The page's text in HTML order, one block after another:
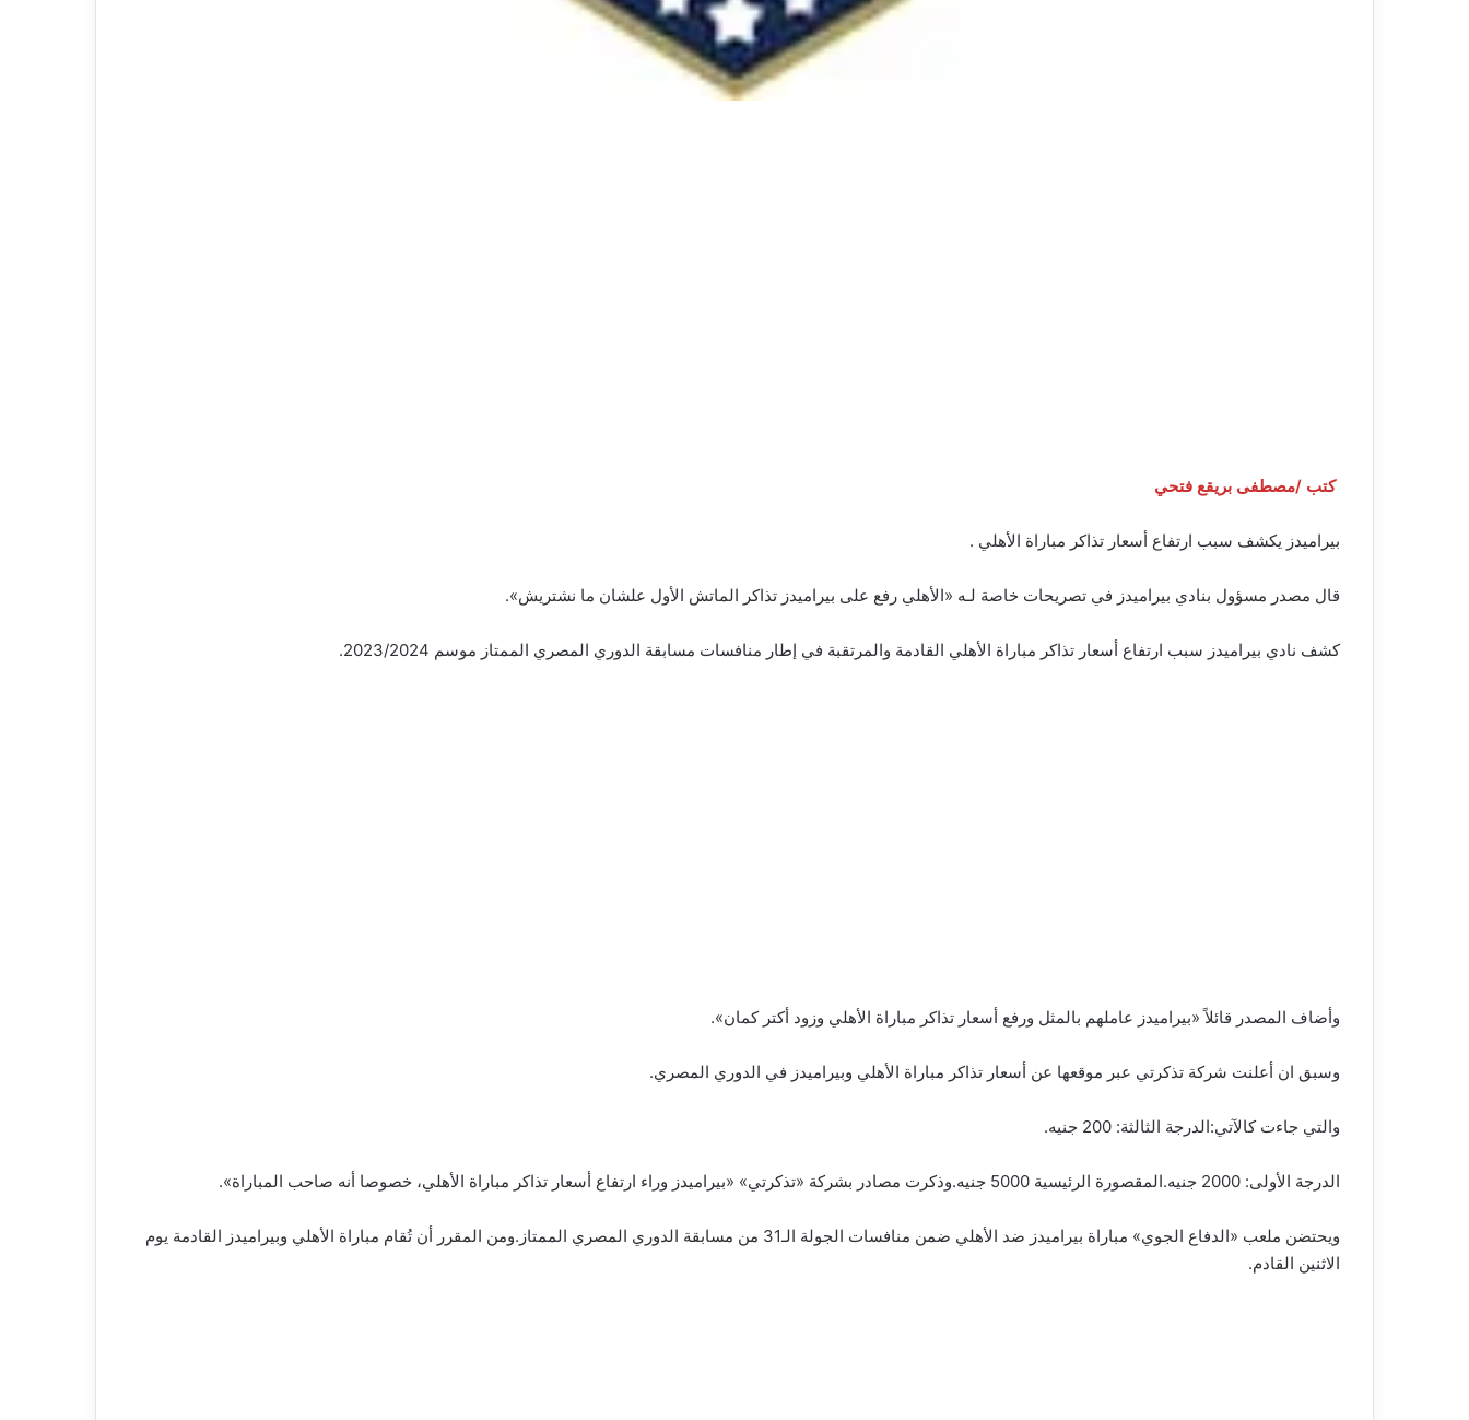
كتب /مصطفى بريقع فتحي
بيراميدز يكشف سبب ارتفاع أسعار تذاكر مباراة الأهلي .
قال مصدر مسؤول بنادي بيراميدز في تصريحات خاصة لـه «الأهلي رفع على بيراميدز تذاكر الماتش الأول علشان ما نشتريش».
كشف نادي بيراميدز سبب ارتفاع أسعار تذاكر مباراة الأهلي القادمة والمرتقبة في إطار منافسات مسابقة الدوري المصري الممتاز موسم 2023/2024.
وأضاف المصدر قائلاً «بيراميدز عاملهم بالمثل ورفع أسعار تذاكر مباراة الأهلي وزود أكتر كمان».
وسبق ان أعلنت شركة تذكرتي عبر موقعها عن أسعار تذاكر مباراة الأهلي وبيراميدز في الدوري المصري.
والتي جاءت كالآتي:الدرجة الثالثة: 200 جنيه.
الدرجة الأولى: 2000 جنيه.المقصورة الرئيسية 5000 جنيه.وذكرت مصادر بشركة «تذكرتي» «بيراميدز وراء ارتفاع أسعار تذاكر مباراة الأهلي، خصوصا أنه صاحب المباراة».
ويحتضن ملعب «الدفاع الجوي» مباراة بيراميدز ضد الأهلي ضمن منافسات الجولة الـ31 من مسابقة الدوري المصري الممتاز.ومن المقرر أن تُقام مباراة الأهلي وبيراميدز القادمة يوم
الاثنين القادم.